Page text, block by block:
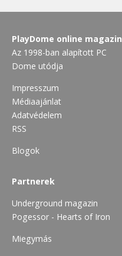
PlayDome online magazin
Az 1998-ban alapított PC
Dome utódja
Impresszum
Médiaajánlat
Adatvédelem
RSS
Blogok
Partnerek
Underground magazin
Pogessor - Hearts of Iron
Miegymás